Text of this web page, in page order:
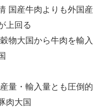
国産牛肉よりも外国産
上回る
物大国から牛肉を輸入
量・輸入量とも圧倒的
肉大国